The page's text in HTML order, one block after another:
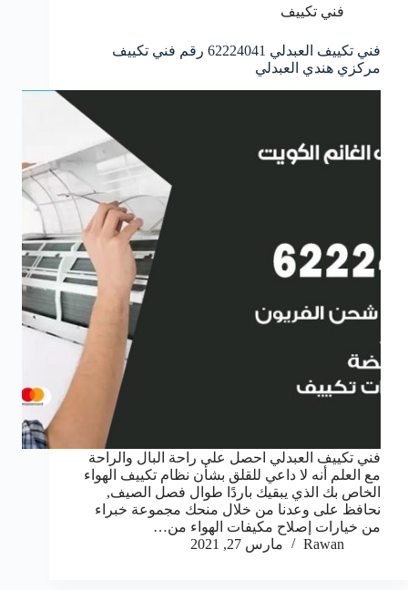
فني تكييف
فني تكييف العبدلي 62224041 رقم فني تكييف
مركزي هندي العبدلي
فني تكييف العبدلي احصل على راحة البال والراحة
مع العلم أنه لا داعي للقلق بشأن نظام تكييف الهواء
الخاص بك الذي يبقيك باردًا طوال فصل الصيف,
نحافظ على وعدنا من خلال منحك مجموعة خبراء
من خيارات إصلاح مكيفات الهواء من…
Rawan
مارس 27, 2021